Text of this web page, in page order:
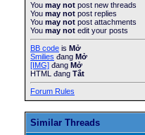
You may not post new threads
You may not post replies
You may not post attachments
You may not edit your posts
BB code is Mở
Smilies đang Mở
[IMG] đang Mở
HTML đang Tắt
Forum Rules
Similar Threads